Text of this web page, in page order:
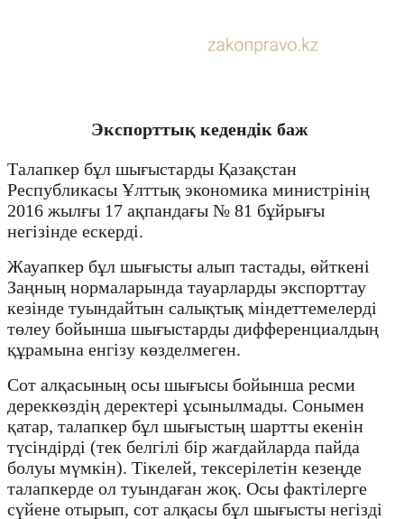
Экспорттық кедендік баж
Талапкер бұл шығыстарды Қазақстан
Республикасы Ұлттық экономика министрінің
2016 жылғы 17 ақпандағы № 81 бұйрығы
негізінде ескерді.
Жауапкер бұл шығысты алып тастады, өйткені
Заңның нормаларында тауарларды экспорттау
кезінде туындайтын салықтық міндеттемелерді
төлеу бойынша шығыстарды дифференциалдың
құрамына енгізу көзделмеген.
Сот алқасының осы шығысы бойынша ресми
дереккөздің деректері ұсынылмады. Сонымен
қатар, талапкер бұл шығыстың шартты екенін
түсіндірді (тек белгілі бір жағдайларда пайда
болуы мүмкін). Тікелей, тексерілетін кезеңде
талапкерде ол туындаған жоқ. Осы фактілерге
сүйене отырып, сот алқасы бұл шығысты негізді